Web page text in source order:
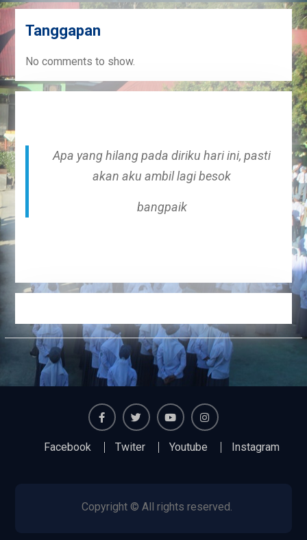
Tanggapan
No comments to show.
Apa yang hilang pada diriku hari ini, pasti
akan aku ambil lagi besok
bangpaik
FacebookTwiter Instagram
Facebook Twiter Youtube Instagram
Copyright © All rights reserved.